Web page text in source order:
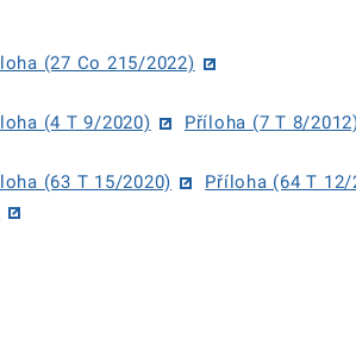
(27 Co 215/2022)
(4 T 9/2020) Příloha (7 T 8/
(63 T 15/2020) Příloha (64 T 12/